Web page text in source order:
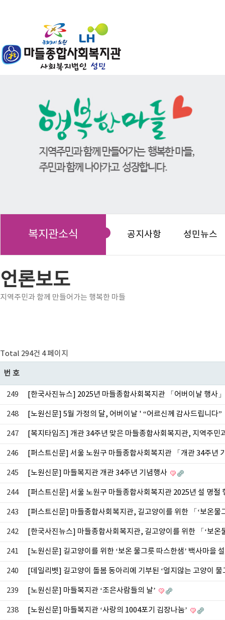
복지관소식 공지사항 성민뉴스
언론보도
지역주민과 함께 만들어가는 행복한 마들
Total 294건 4 페이지
번호
249 [한국사진뉴스] 2025년 마들종합사회복지관 「어버이날 행사
248 [노원신문] 5월 가정의 달, 어버이날 ' “어르신께 감사드립니다”
247 [복지타임즈] 개관 34주년 맞은 마들종합사회복지관, 지역주민
246 [퍼스트신문] 서울 노원구 마들종합사회복지관 「개관 34주년
245 [노원신문] 마들복지관 개관 34주년 기념행사
244 [퍼스트신문] 서울 노원구 마들종합사회복지관 2025년 설 명절
243 [퍼스트신문] 마들종합사회복지관, 길고양이를 위한 「‘보온
242 [한국사진뉴스] 마들종합사회복지관, 길고양이를 위한 「‘보
241 [노원신문] 길고양이를 위한 ‘보온 물그릇 따스한샘’ 백사마을
240 [데일리벳] 길고양이 돌봄 동아리에 기부된 ‘얼지않는 고양이 물
239 [노원신문] 마들복지관 ‘조은사람들의 날’
238 [노원신문] 마들복지관 ‘사랑의 1004포기 김장나눔’